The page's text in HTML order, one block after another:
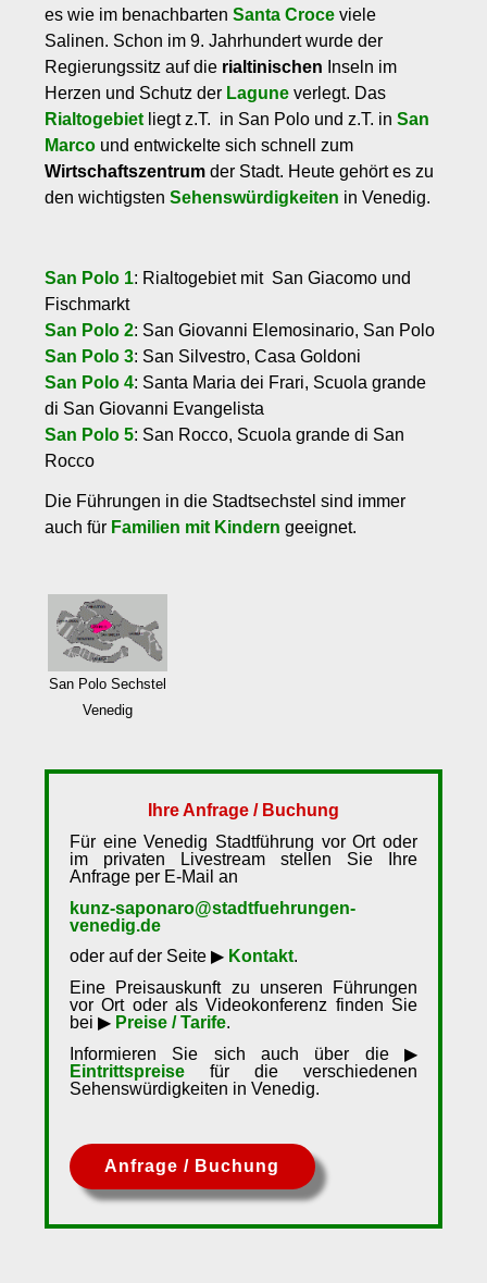
es wie im benachbarten Santa Croce viele
Salinen. Schon im 9. Jahrhundert wurde der
Regierungssitz auf die rialtinischen Inseln im
Herzen und Schutz der Lagune verlegt. Das
Rialtogebiet liegt z.T. in San Polo und z.T. in San
Marco und entwickelte sich schnell zum
Wirtschaftszentrum der Stadt. Heute gehört es zu
den wichtigsten Sehenswürdigkeiten in Venedig.
San Polo 1: Rialtogebiet mit San Giacomo und
Fischmarkt
San Polo 2: San Giovanni Elemosinario, San Polo
San Polo 3: San Silvestro, Casa Goldoni
San Polo 4: Santa Maria dei Frari, Scuola grande
di San Giovanni Evangelista
San Polo 5: San Rocco, Scuola grande di San
Rocco
Die Führungen in die Stadtsechstel sind immer
auch für Familien mit Kindern geeignet.
San Polo Sechstel
Venedig
Ihre Anfrage / Buchung
Für eine Venedig Stadtführung vor Ort oder
im privaten Livestream stellen Sie Ihre
Anfrage per E-Mail an
kunz-saponaro@stadtfuehrungen-
venedig.de
oder auf der Seite ▶ Kontakt.
Eine Preisauskunft zu unseren Führungen
vor Ort oder als Videokonferenz finden Sie
bei ▶ Preise / Tarife.
Informieren Sie sich auch über die ▶
Eintrittspreisefür die verschiedenen
Sehenswürdigkeiten in Venedig.
Anfrage / Buchung